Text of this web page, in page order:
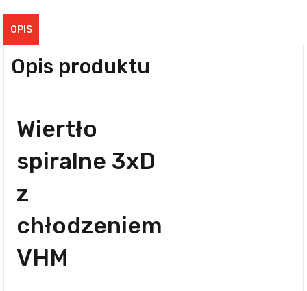
OPIS
Opis produktu
Wiertło
spiralne 3xD
z
chłodzeniem
VHM